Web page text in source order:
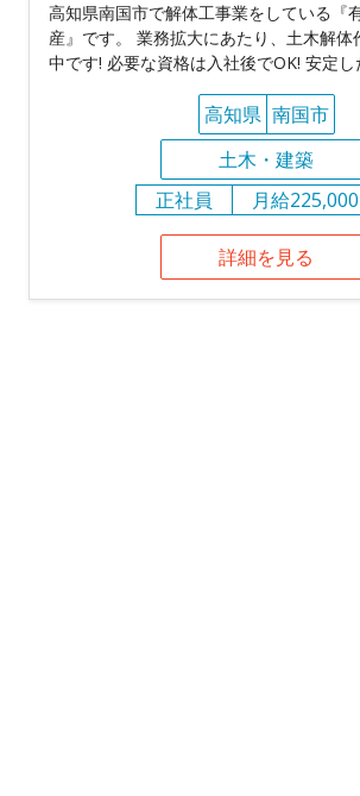
高知県南国市で解体工事業をしている『
産』です。 業務拡大にあたり、土木解体
中です! 必要な資格は入社後でOK! 安定
高知県 南国市
土木・建築
正社員
月給
詳細を見る